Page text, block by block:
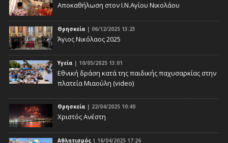
Αποκαθήλωση στον Ι.Ν.Αγίου Νικολάου
Θρησκεία | 06/12/2025 13:23
Άγιος Νικόλαος 2025
Υγεία | 10/05/2025 13:01
Eθνική δράση κατά της παιδικής παχυσαρκίας στην
πλατεία Μιαούλη (video)
Θρησκεία | 22/04/2025 10:40
Χριστός Ανέστη
Αθλητισμός | 16/04/2025 17:26